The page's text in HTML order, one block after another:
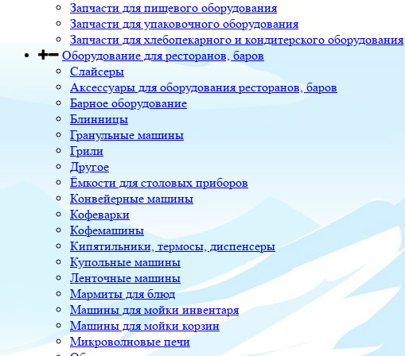
Запчасти для пищевого оборудования
Запчасти для упаковочного оборудования
Запчасти для хлебопекарного и кондитерского оборудования
Оборудование для ресторанов, баров
Слайсеры
Аксессуары для оборудования ресторанов, баров
Барное оборудование
Блинницы
Гранульные машины
Грили
Другое
Ёмкости для столовых приборов
Конвейерные машины
Кофеварки
Кофемашины
Кипятильники, термосы, диспенсеры
Купольные машины
Ленточные машины
Мармиты для блюд
Машины для мойки инвентаря
Машины для мойки корзин
Микроволновые печи